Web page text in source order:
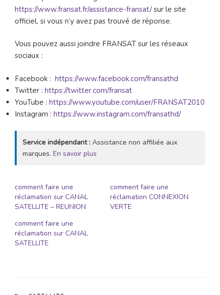
https://www.fransat.fr/assistance-fransat/sur le site
officiel, si vous n’y avez pas trouvé de réponse.
Vous pouvez aussi joindre FRANSAT sur les réseaux
sociaux :
Facebook : https://www.facebook.com/fransathd
Twitter : https://twitter.com/fransat
YouTube : https://www.youtube.com/user/FRANSAT2010
Instagram : https://www.instagram.com/fransathd/
Service indépendant : Assistance non affiliée aux
marques. En savoir plus
comment faire une
réclamation sur CANAL
SATELLITE – REUNION
comment faire une
réclamation CONNEXION
VERTE
comment faire une
réclamation sur CANAL
SATELLITE